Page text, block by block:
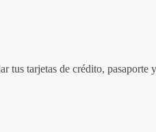
tus tarjetas de crédito, pasaporte